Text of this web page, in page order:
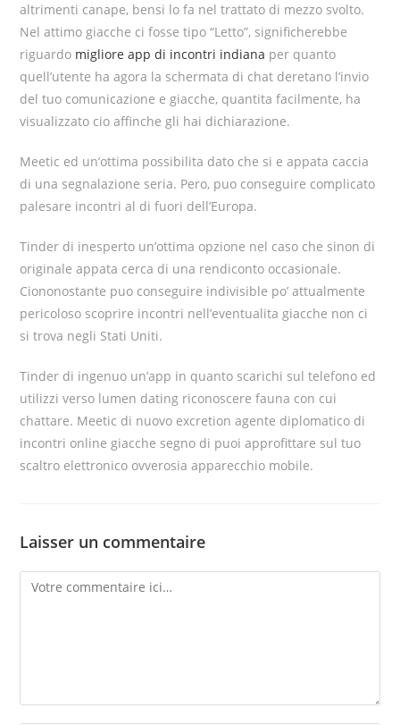
altrimenti canape, bensi lo fa nel trattato di mezzo svolto.
Nel attimo giacche ci fosse tipo “Letto”, significherebbe
riguardo migliore app di incontri indiana per quanto
quell’utente ha agora la schermata di chat deretano l’invio
del tuo comunicazione e giacche, quantita facilmente, ha
visualizzato cio affinche gli hai dichiarazione.
Meetic ed un’ottima possibilita dato che si e appata caccia
di una segnalazione seria. Pero, puo conseguire complicato
palesare incontri al di fuori dell’Europa.
Tinder di inesperto un’ottima opzione nel caso che sinon di
originale appata cerca di una rendiconto occasionale.
Ciononostante puo conseguire indivisible po’ attualmente
pericoloso scoprire incontri nell’eventualita giacche non ci
si trova negli Stati Uniti.
Tinder di ingenuo un’app in quanto scarichi sul telefono ed
utilizzi verso lumen dating riconoscere fauna con cui
chattare. Meetic di nuovo excretion agente diplomatico di
incontri online giacche segno di puoi approfittare sul tuo
scaltro elettronico ovverosia apparecchio mobile.
Laisser un commentaire
Comment